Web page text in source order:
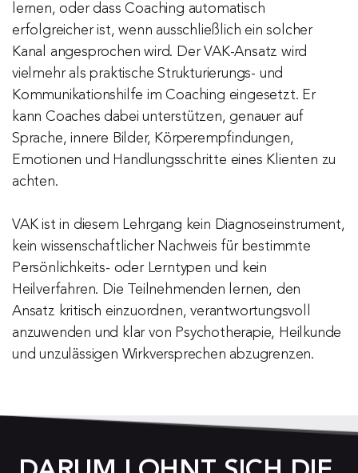
lernen, oder dass Coaching automatisch
erfolgreicher ist, wenn ausschließlich ein solcher
Kanal angesprochen wird. Der VAK-Ansatz wird
vielmehr als praktische Strukturierungs- und
Kommunikationshilfe im Coaching eingesetzt. Er
kann Coaches dabei unterstützen, genauer auf
Sprache, innere Bilder, Körperempfindungen,
Emotionen und Handlungsschritte eines Klienten zu
achten.
VAK ist in diesem Lehrgang kein Diagnoseinstrument,
kein wissenschaftlicher Nachweis für bestimmte
Persönlichkeits- oder Lerntypen und kein
Heilverfahren. Die Teilnehmenden lernen, den
Ansatz kritisch einzuordnen, verantwortungsvoll
anzuwenden und klar von Psychotherapie, Heilkunde
und unzulässigen Wirkversprechen abzugrenzen.